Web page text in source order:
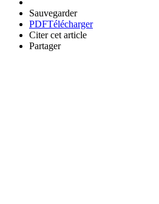
Sauvegarder
PDFTélécharger
Citer cet article
Partager